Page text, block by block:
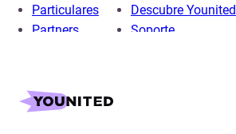
Particulares
Partners
Descubre Younited
Soporte
Home
Préstamos de 30000 euros